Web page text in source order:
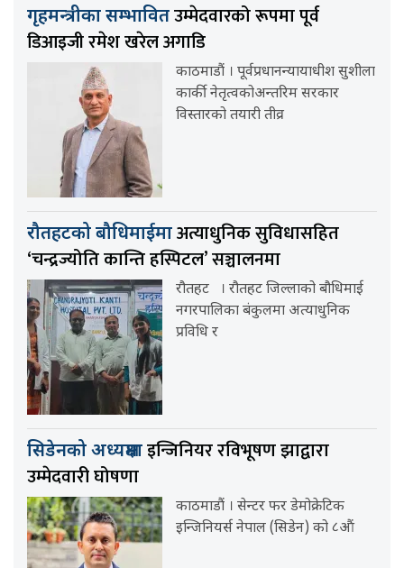
गृहमन्त्रीका सम्भावितउम्मेदवारको रूपमा पूर्व
डिआइजी रमेश खरेल अगाडि
काठमाडौं । पूर्वप्रधानन्यायाधीश सुशीला
कार्की नेतृत्वकोअन्तरिम सरकार
विस्तारको तयारी तीव्र
रौतहटको बौधिमाईमाअत्याधुनिक सुविधासहित
‘चन्द्रज्योति कान्ति हस्पिटल’ सञ्चालनमा
रौतहट । रौतहट जिल्लाको बौधिमाई
नगरपालिका बंकुलमा अत्याधुनिक
प्रविधि र
सिडेनको अध्यक्षमाइन्जिनियर रविभूषण झाद्वारा
उम्मेदवारी घोषणा
काठमाडौं । सेन्टर फर डेमोक्रेटिक
इन्जिनियर्स नेपाल (सिडेन) को ८औं